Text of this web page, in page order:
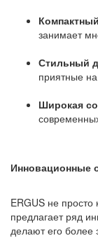
занимает
Стильный
приятные
Широкая
Инновационные
ERGUS не
предлагает ряд
делают его